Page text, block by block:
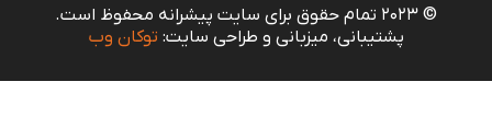
© 2023 تمام حقوق برای سایت پیشرانه محفوظ است.
پشتیبانی، میزبانی و طراحی سایت: توکان وب